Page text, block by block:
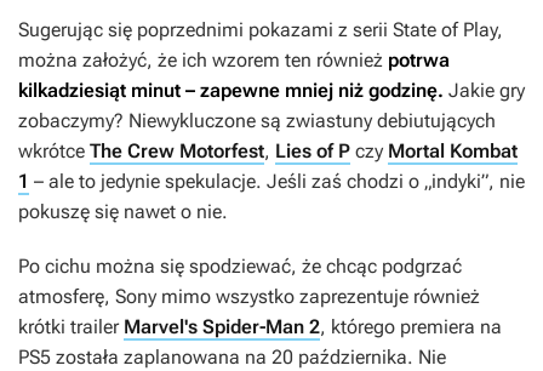
Sugerując się poprzednimi pokazami z serii State of Play,
można założyć, że ich wzorem ten również potrwa
kilkadziesiąt minut – zapewne mniej niż godzinę. Jakie gry
zobaczymy? Niewykluczone są zwiastuny debiutujących
wkrótce The Crew Motorfest, Lies of P czy Mortal Kombat
1 – ale to jedynie spekulacje. Jeśli zaś chodzi o „indyki”, nie
pokuszę się nawet o nie.
Po cichu można się spodziewać, że chcąc podgrzać
atmosferę, Sony mimo wszystko zaprezentuje również
krótki trailer Marvel's Spider-Man 2, którego premiera na
PS5 została zaplanowana na 20 października. Nie